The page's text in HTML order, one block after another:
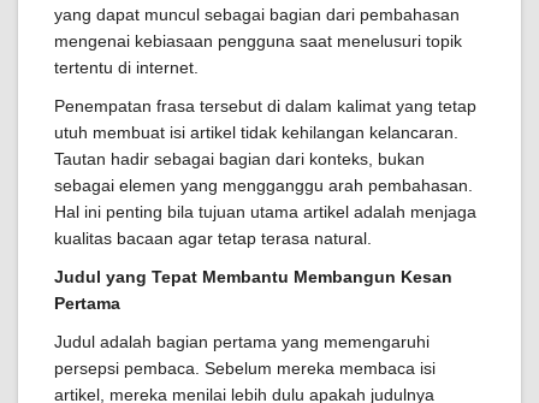
yang dapat muncul sebagai bagian dari pembahasan
mengenai kebiasaan pengguna saat menelusuri topik
tertentu di internet.
Penempatan frasa tersebut di dalam kalimat yang tetap
utuh membuat isi artikel tidak kehilangan kelancaran.
Tautan hadir sebagai bagian dari konteks, bukan
sebagai elemen yang mengganggu arah pembahasan.
Hal ini penting bila tujuan utama artikel adalah menjaga
kualitas bacaan agar tetap terasa natural.
Judul yang Tepat Membantu Membangun Kesan
Pertama
Judul adalah bagian pertama yang memengaruhi
persepsi pembaca. Sebelum mereka membaca isi
artikel, mereka menilai lebih dulu apakah judulnya